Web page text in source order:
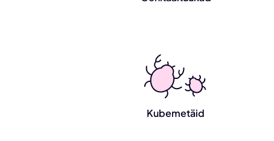
Kubemetäid